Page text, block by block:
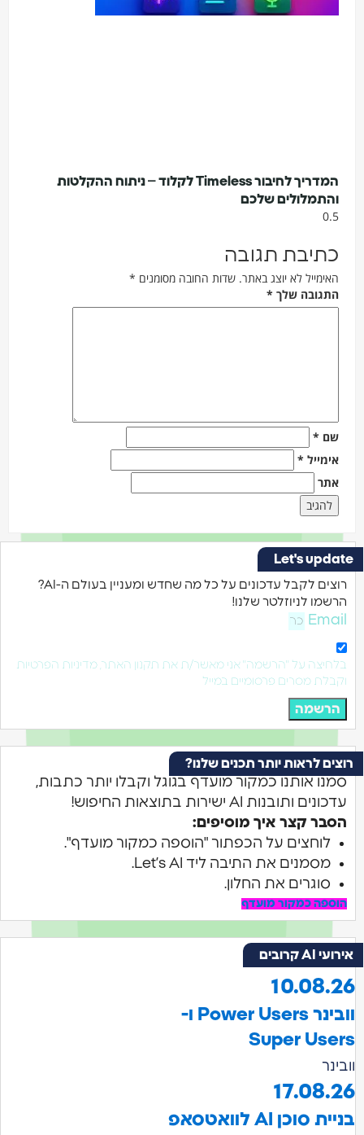
המדריך לחיבור Timeless לקלוד – ניתוח ההקלטות
והתמלולים שלכם
כתיבת תגובה
האימייל לא יוצג באתר. שדות החובה מסומנים *
התגובה שלך *
שם *
אימייל *
אתר
Let's update
רוצים לקבל עדכונים על כל מה שחדש ומעניין בעולם ה-AI?
הרשמו לניוזלטר שלנו!
Email
בלחיצה על "הרשמה" אני מאשר/ת את תקנון האתר, מדיניות הפרטיות
וקבלת מסרים פרסומיים במייל
הרשמה
רוצים לראות יותר תכנים שלנו?
סמנו אותנו כמקור מועדף בגוגל וקבלו יותר כתבות,
עדכונים ותובנות AI ישירות בתוצאות החיפוש!
הסבר קצר איך מוסיפים:
לוחצים על הכפתור "הוספה כמקור מועדף".
מסמנים את התיבה ליד Let’s AI.
סוגרים את החלון.
הוספה כמקור מועדף
אירועי AI קרובים
10.08.26
וובינר Power Users ו-
Super Users
וובינר
17.08.26
בניית סוכן AI לוואטסאפ